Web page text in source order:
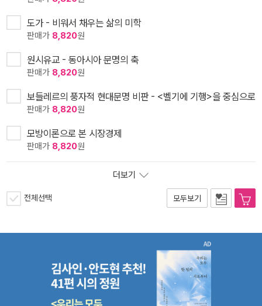
도가 - 비워서 채우는 삶의 미학
판매가 8,820원
원시유교 - 동아시아 문명의 축
판매가 8,820원
보들레르의 풍자적 현대문명 비판 - <벨기에 기행>을 중심으로
판매가 8,820원
모방이론으로 본 시장경제
판매가 8,820원
더보기
전체선택 모두보기